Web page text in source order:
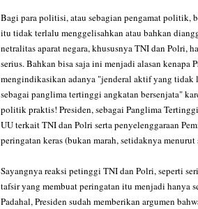
Bagi para politisi, atau sebagian pengamat politik,
itu tidak terlalu menggelisahkan atau bahkan
netralitas aparat negara, khususnya TNI dan Polri,
serius. Bahkan bisa saja ini menjadi alasan kenapa
mengindikasikan adanya "jenderal aktif yang tidak
sebagai panglima tertinggi angkatan bersenjata"
politik praktis! Presiden, sebagai Panglima
UU terkait TNI dan Polri serta penyelenggaraan
peringatan keras (bukan marah, setidaknya menurut
Sayangnya reaksi petinggi TNI dan Polri, seperti
tafsir yang membuat peringatan itu menjadi hanya
Padahal, Presiden sudah memberikan argumen